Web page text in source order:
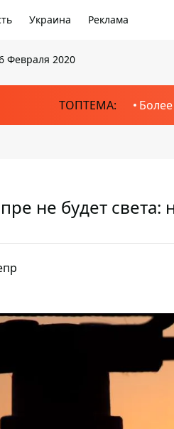
Украина Реклама
Февраля 2020
ТОПТЕМА:
не будет света: